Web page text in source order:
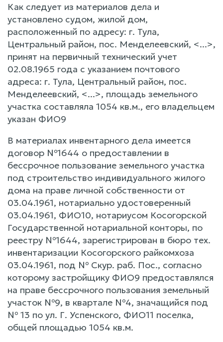
Как следует из материалов дела и
установлено судом, жилой дом,
расположенный по адресу: г. Тула,
Центральный район, пос. Менделеевский, <...>,
принят на первичный технический учет
02.08.1965 года с указанием почтового
адреса: г. Тула, Центральный район, пос.
Менделеевский, <...>, площадь земельного
участка составляла 1054 кв.м., его владельцем
указан ФИО9
В материалах инвентарного дела имеется
договор №1644 о предоставлении в
бессрочное пользование земельного участка
под строительство индивидуального жилого
дома на праве личной собственности от
03.04.1961, нотариально удостоверенный
03.04.1961, ФИО10, нотариусом Косогорской
Государственной нотариальной конторы, по
реестру №1644, зарегистрирован в бюро тех.
инвентаризации Косогорского райкомхоза
03.04.1961, под № Скур. раб. Пос., согласно
которому застройщику ФИО9 предоставлялся
на праве бессрочного пользования земельный
участок №9, в квартале №4, значащийся под
№ 13 по ул. Г. Успенского, ФИО11 поселка,
общей площадью 1054 кв.м.